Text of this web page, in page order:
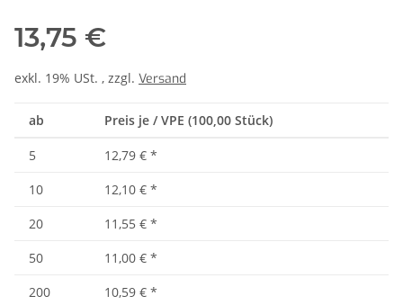
13,75 €
exkl. 19% USt. , zzgl. Versand
ab Preis je / VPE (100,00 Stück)
5 12,79 € *
10
12,10 € *
20
11,55 € *
50
11,00 € *
200
10,59 € *